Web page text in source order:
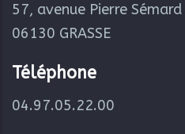
57, avenue Pierre Sémard
06130 GRASSE
Téléphone
04.97.05.22.00